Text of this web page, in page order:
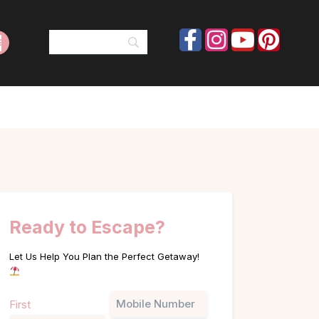
Ready to Escape?
Let Us Help You Plan the Perfect Getaway!
First Phone